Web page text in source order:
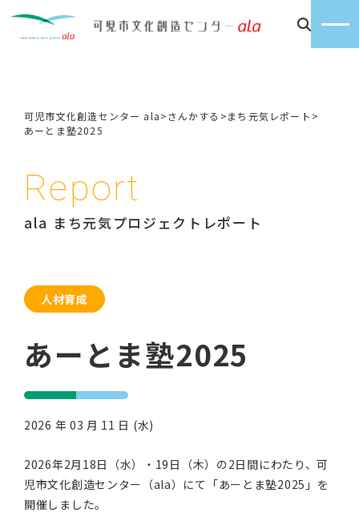
可児市文化創造センター ala>さんかする >まち元気レポート >
あーとま塾2025
Report
ala まち元気プロジェクトレポート
人材育成
あーとま塾2025
2026 年 03 月 11 日 (水)
2026年2月18日（水）・19日（木）の2日間にわたり、可
児市文化創造センター（ala）にて「あーとま塾2025」を
開催しました。